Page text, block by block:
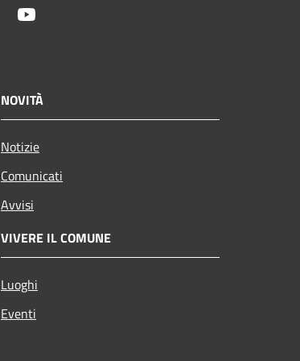
NOVITÀ
Notizie
Comunicati
Avvisi
VIVERE IL COMUNE
Luoghi
Eventi